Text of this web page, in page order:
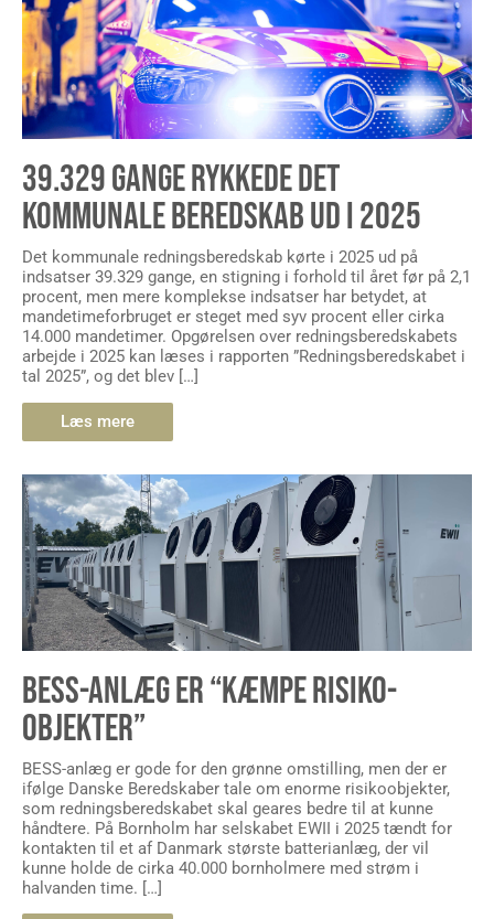
39.329 GANGE RYKKEDE DET
KOMMUNALE BEREDSKAB UD I 2025
Det kommunale redningsberedskab kørte i 2025 ud på
indsatser 39.329 gange, en stigning i forhold til året før på 2,1
procent, men mere komplekse indsatser har betydet, at
mandetimeforbruget er steget med syv procent eller cirka
14.000 mandetimer. Opgørelsen over redningsberedskabets
arbejde i 2025 kan læses i rapporten ”Redningsberedskabet i
tal 2025”, og det blev […]
Læs mere
BESS-ANLÆG ER “KÆMPE RISIKO-
OBJEKTER”
BESS-anlæg er gode for den grønne omstilling, men der er
ifølge Danske Beredskaber tale om enorme risikoobjekter,
som redningsberedskabet skal geares bedre til at kunne
håndtere. På Bornholm har selskabet EWII i 2025 tændt for
kontakten til et af Danmark største batterianlæg, der vil
kunne holde de cirka 40.000 bornholmere med strøm i
halvanden time. […]